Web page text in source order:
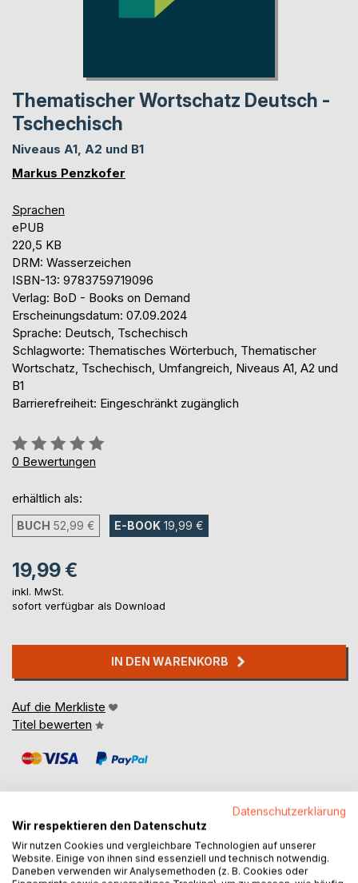
Thematischer Wortschatz Deutsch -
Tschechisch
Niveaus A1, A2 und B1
Markus Penzkofer
Sprachen
ePUB
220,5 KB
DRM: Wasserzeichen
ISBN-13: 9783759719096
Verlag: BoD - Books on Demand
Erscheinungsdatum: 07.09.2024
Sprache: Deutsch, Tschechisch
Schlagworte: Thematisches Wörterbuch, Thematischer
Wortschatz, Tschechisch, Umfangreich, Niveaus A1, A2 und
B1
Barrierefreiheit: Eingeschränkt zugänglich
Bewertung::
0%
0 Bewertungen
erhältlich als:
BUCH 52,99 € E-BOOK 19,99 €
19,99 €
inkl. MwSt.
sofort verfügbar als Download
IN DEN WARENKORB
Auf die Merkliste
Titel bewerten
BESCHREIBUNG
Datenschutzerklärung
Wir respektieren den Datenschutz
Wir nutzen Cookies und vergleichbare Technologien auf unserer
Website. Einige von ihnen sind essenziell und technisch notwendig.
Daneben verwenden wir Analysemethoden (z. B. Cookies oder